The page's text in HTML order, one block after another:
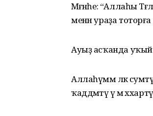
Мәғәнәһе: “Аллаһы
менән ураҙа
Ауыҙ асҡанда уҡый
Аллаһүммә ләкә сумтү
ҡаддәмтү үә мә